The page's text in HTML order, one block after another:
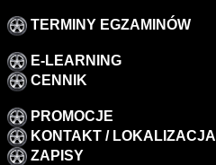
TERMINY EGZAMINÓW
E-LEARNING
CENNIK
PROMOCJE
KONTAKT / LOKALIZACJA
ZAPISY